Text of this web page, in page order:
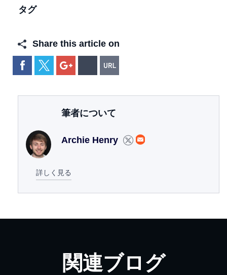
タグ
Share this article on
筆者について
Archie Henry
詳しく見る
関連ブログ